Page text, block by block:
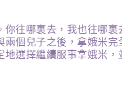
你往哪裏去，我也往哪
個兒子之後，拿娥米
選擇繼續服事拿娥米